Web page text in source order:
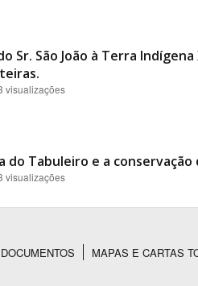
Sr. São João à Terra
visualizações
do Tabuleiro e a
visualizações
DOCUMENTOS MAPAS E CARTAS